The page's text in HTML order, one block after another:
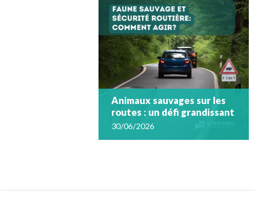
Animaux sauvages sur les
routes : un défi grandissant
30/06/2026